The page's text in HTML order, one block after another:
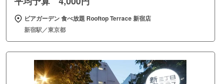
ビアガーデン 食べ放題 Rooftop Terrace 新宿店
新宿駅／東京都